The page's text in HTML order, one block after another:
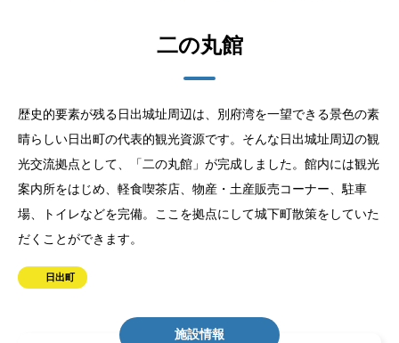
二の丸館
歴史的要素が残る日出城址周辺は、別府湾を一望できる景色の素
晴らしい日出町の代表的観光資源です。そんな日出城址周辺の観
光交流拠点として、「二の丸館」が完成しました。館内には観光
案内所をはじめ、軽食喫茶店、物産・土産販売コーナー、駐車
場、トイレなどを完備。ここを拠点にして城下町散策をしていた
だくことができます。
日出町
施設情報